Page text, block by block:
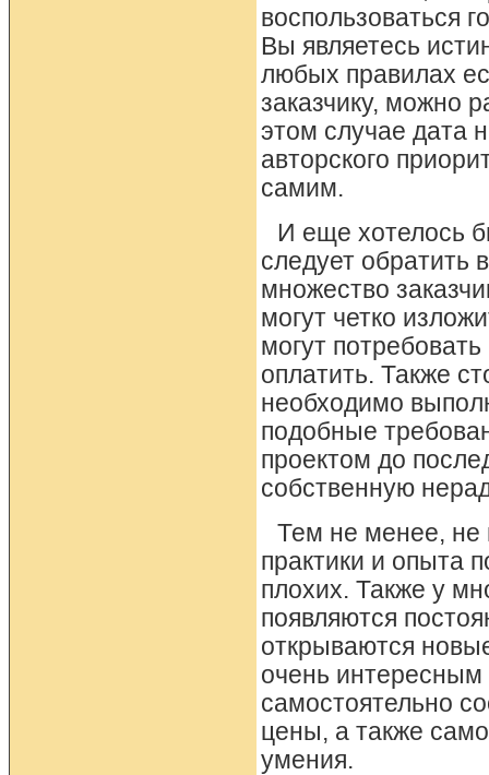
воспользоваться
Вы являетесь
любых правилах
заказчику, можно
этом случае дата
авторского
самим.
И еще хотелось
следует
множество
могут четко
могут
оплатить. Также
необходимо
подобные
проектом до
собственную
Тем не менее, не
практики и опыта
плохих. Также у
появляются
открываются
очень
самостоятельно
цены, а также
умения.